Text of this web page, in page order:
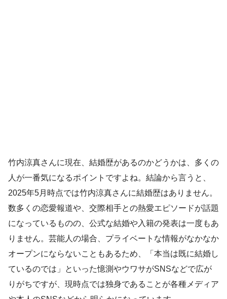
竹内涼真さんに現在、結婚歴があるのかどうかは、多くの
人が一番気になるポイントですよね。結論から言うと、
2025年5月時点では竹内涼真さんに結婚歴はありません。
数多くの恋愛報道や、交際相手との熱愛エピソードが話題
になっているものの、公式な結婚や入籍の発表は一度もあ
りません。芸能人の場合、プライベートな情報がなかなか
オープンにならないこともあるため、「本当は既に結婚し
ているのでは」といった憶測やウワサがSNSなどで広が
りがちですが、現時点では独身であることが各種メディア